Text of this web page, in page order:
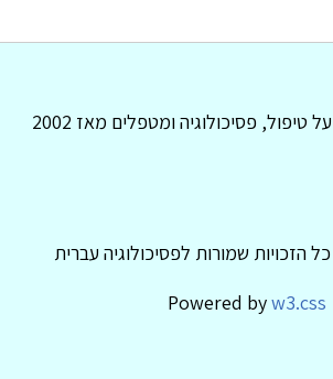
טיפול, פסיכולוגיה ומטפלים מאז 2002
Powered byw3.css